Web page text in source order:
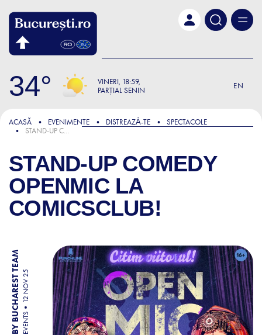
34 VINERI 18:59
PARȚIAL SENIN
EN
ACASĂ EVENIMENTE DISTREAZǍ-TE
SPECTACOLE
STAND-UP COMEDY OPENMIC LA COMICSCLUB!
STAND-UP COMEDY
OPENMIC LA
COMICSCLUB!
BY BUCHAREST TEAM EVENTS
12 NOV 25